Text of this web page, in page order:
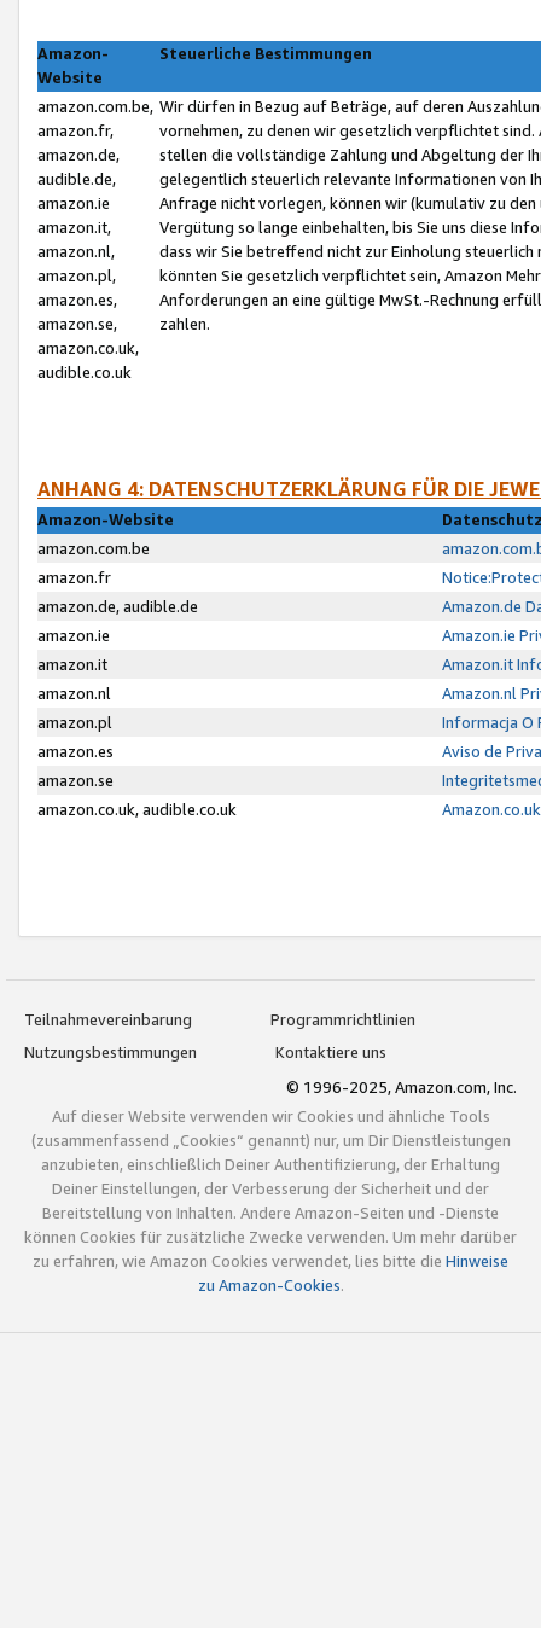
Amazon-
Website
Steuerliche Bestimmungen
amazon.com.be,
amazon.fr,
amazon.de,
audible.de,
amazon.ie
amazon.it,
amazon.nl,
amazon.pl,
amazon.es,
amazon.se,
amazon.co.uk,
audible.co.uk
Wir dürfen in Bezug auf Beträge, auf deren
vornehmen, zu denen wir gesetzlich verpflichtet
stellen die vollständige Zahlung und Abgeltung der
gelegentlich steuerlich relevante Informationen von
Anfrage nicht vorlegen, können wir (kumulativ zu
Vergütung so lange einbehalten, bis Sie uns diese
dass wir Sie betreffend nicht zur Einholung
könnten Sie gesetzlich verpflichtet sein, Amazon
Anforderungen an eine gültige MwSt.-Rechnung
zahlen.
ANHANG 4: DATENSCHUTZERKLÄRUNG FÜR DIE
Amazon-Website
amazon.com.be
amazon.fr
amazon.de, audible.de
Amazon.de
amazon.ie
Amazon.ie
amazon.it
Amazon.it
amazon.nl
Amazon.nl
amazon.pl
Informacja O
amazon.es
Aviso de
amazon.se
amazon.co.uk, audible.co.uk
Teilnahmevereinbarung
Programmrichtlinien
Nutzungsbestimmungen
Kontaktiere uns
© 1996-2025, Amazon.com, Inc.
Auf dieser Website verwenden wir Cookies und ähnliche Tools
(zusammenfassend „Cookies“ genannt) nur, um Dir Dienstleistungen
anzubieten, einschließlich Deiner Authentifizierung, der Erhaltung
Deiner Einstellungen, der Verbesserung der Sicherheit und der
Bereitstellung von Inhalten. Andere Amazon-Seiten und -Dienste
können Cookies für zusätzliche Zwecke verwenden. Um mehr darüber
zu erfahren, wie Amazon Cookies verwendet, lies bitte die Hinweise
zu Amazon-Cookies.